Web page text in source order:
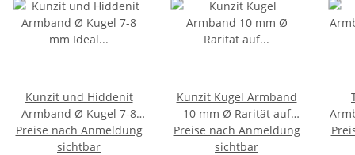
Kunzit und Hiddenit
Armband Ø Kugel 7-8
mm Ideal gegen
Prüfungsangst
Preise nach Anmeldung
sichtbar
Kunzit Kugel Armband
10 mm Ø Rarität auf
Stretchband
Preise nach Anmeldung
sichtbar